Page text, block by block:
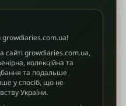
growdiaries.com.ua!
сайті growdiaries.com.ua,
колекційна та
та подальше
у спосіб, що не
України.